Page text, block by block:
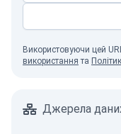
Використовуючи цей
використання та
Джерела